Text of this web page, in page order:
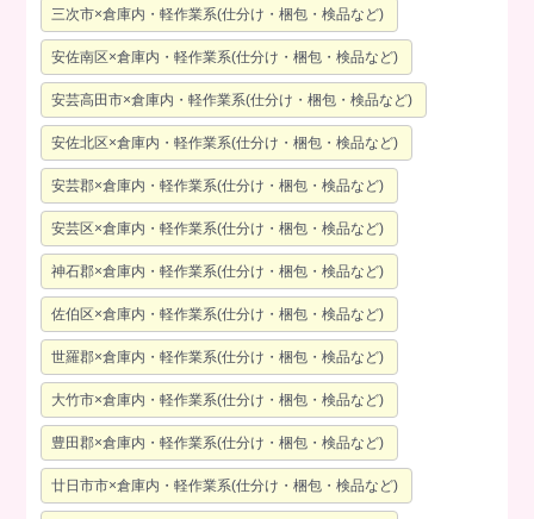
三次市×倉庫内・軽作業系(仕分け・梱包・検品など)
安佐南区×倉庫内・軽作業系(仕分け・梱包・検品など)
安芸高田市×倉庫内・軽作業系(仕分け・梱包・検品など)
安佐北区×倉庫内・軽作業系(仕分け・梱包・検品など)
安芸郡×倉庫内・軽作業系(仕分け・梱包・検品など)
安芸区×倉庫内・軽作業系(仕分け・梱包・検品など)
神石郡×倉庫内・軽作業系(仕分け・梱包・検品など)
佐伯区×倉庫内・軽作業系(仕分け・梱包・検品など)
世羅郡×倉庫内・軽作業系(仕分け・梱包・検品など)
大竹市×倉庫内・軽作業系(仕分け・梱包・検品など)
豊田郡×倉庫内・軽作業系(仕分け・梱包・検品など)
廿日市市×倉庫内・軽作業系(仕分け・梱包・検品など)